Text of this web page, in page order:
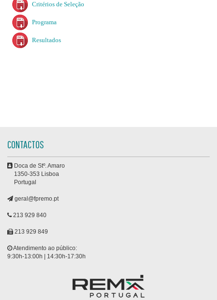
Critérios de Seleção
Programa
Resultados
CONTACTOS
Doca de Stº. Amaro
1350-353 Lisboa
Portugal
geral@fpremo.pt
213 929 840
213 929 849
Atendimento ao público:
9:30h-13:00h | 14:30h-17:30h